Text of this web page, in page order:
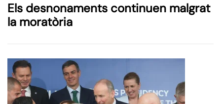
Els desnonaments continuen malgrat
la moratòria